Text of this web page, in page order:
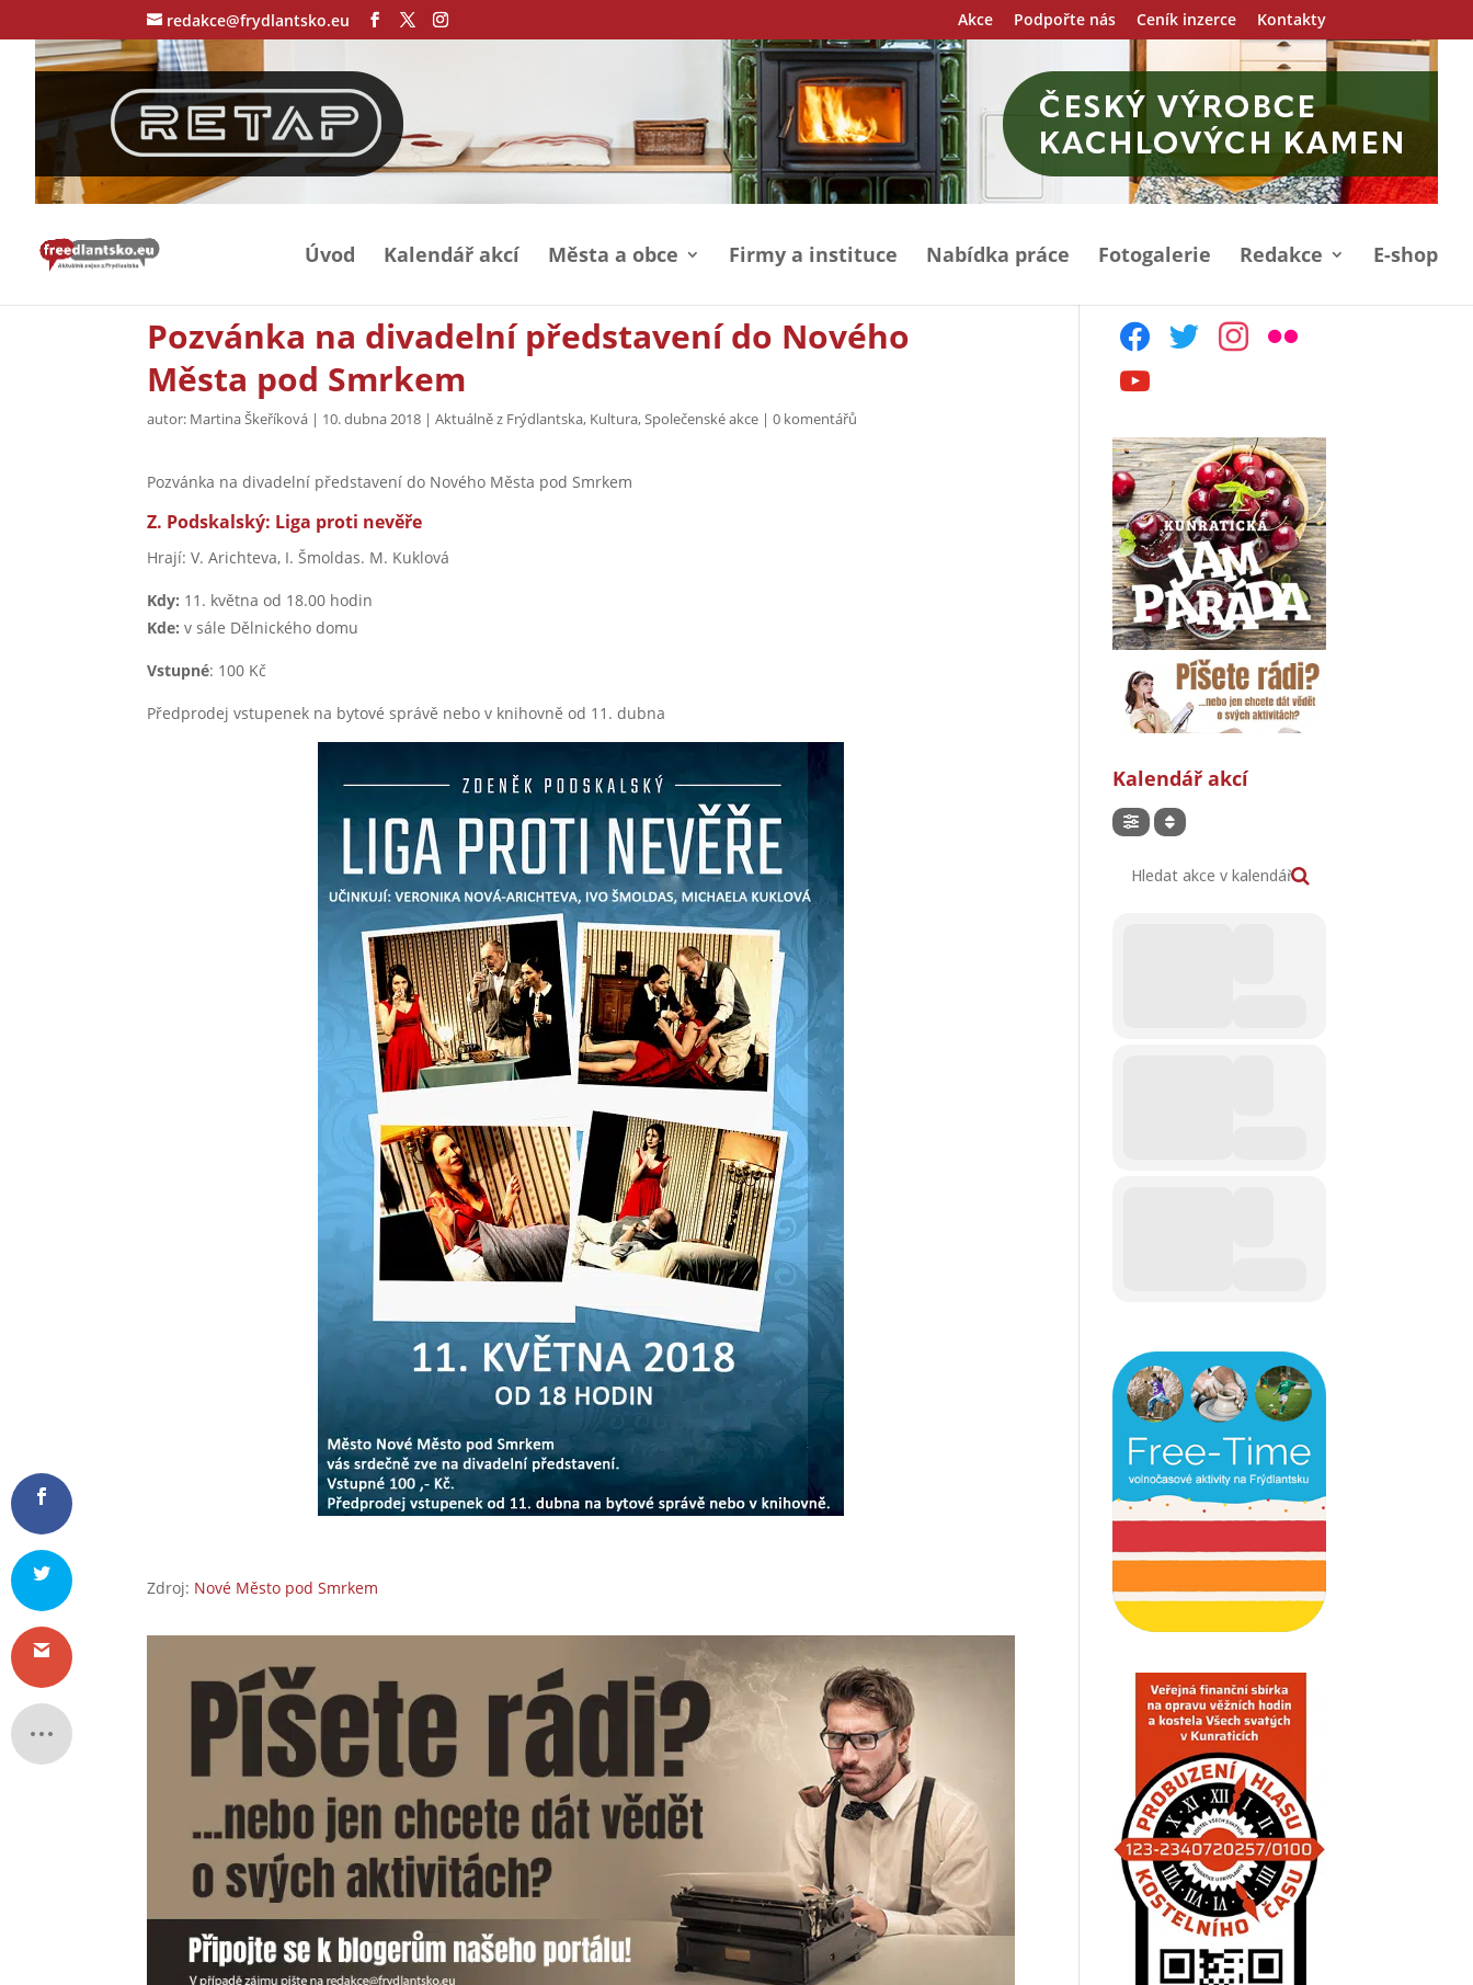
redakce@frydlantsko.eu Akce Podpořte nás Ceník inzerce Kontakty
Úvod Kalendář akcí Města a obce Firmy a instituce Nabídka práce Fotogalerie Redakce E-shop
Pozvánka na divadelní představení do Nového
Města pod Smrkem
autor: Martina Škeříková | 10. dubna 2018 |Aktuálně z Frýdlantska, Kultura,Společenské akce |0 komentářů
Pozvánka na divadelní představení do Nového Města pod Smrkem
Z. Podskalský: Liga proti nevěře
Hrají: V. Arichteva, I. Šmoldas. M. Kuklová
Kdy: 11. května od 18.00 hodin
Kde: v sále Dělnického domu
Vstupné: 100 Kč
Předprodej vstupenek na bytové správě nebo v knihovně od 11. dubna
Zdroj: Nové Město pod Smrkem
facebooktwitter instagram
flickr
youtube
Kalendář akcí